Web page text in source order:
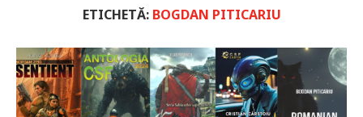
ETICHETĂ: BOGDAN PITICARIU